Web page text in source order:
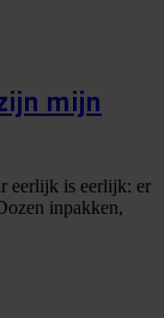
mijn
eerlijk is eerlijk: er
inpakken,